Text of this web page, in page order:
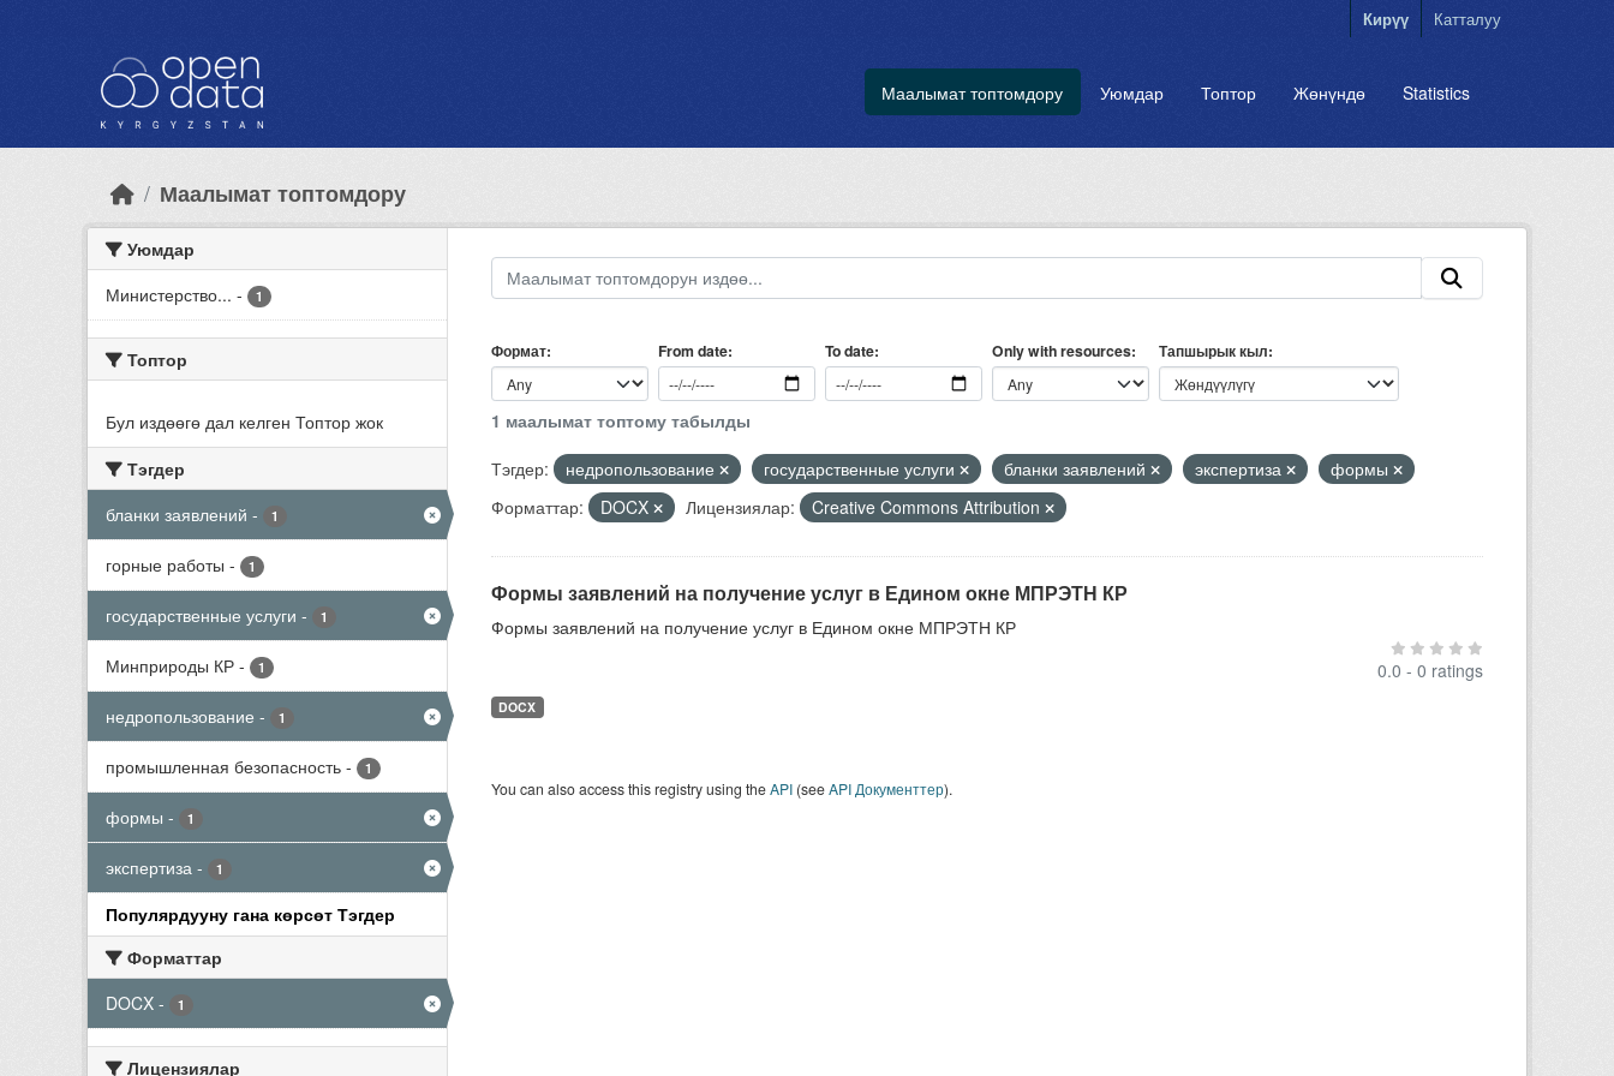
Кирүү Катталуу
Маалымат топтомдору Уюмдар Топтор Жөнүндө Statistics
Маалымат топтомдору
Уюмдар
Министерство... - 1
Топтор
Бул издөөгө дал келген Топтор жок
Тэгдер
бланки заявлений - 1
горные работы - 1
государственные услуги - 1
Минприроды КР - 1
недропользование - 1
промышленная безопасность - 1
формы - 1
экспертиза - 1
Популярдууну гана көрсөт Тэгдер
Форматтар
DOCX - 1
Лицензиялар
Формат From date To date Only with resources Тапшырык кыл
1 маалымат топтому табылды
Тэгдер:
недропользование государственные услуги бланки заявлений экспертиза
формы
Форматтар:
DOCX Лицензиялар: Creative Commons Attribution
Формы заявлений на получение услуг в Едином окне МПРЭТН КР
Формы заявлений на получение услуг в Едином окне МПРЭТН КР
0.0 - 0 ratings
DOCX
You can also access this registry using theAPI(seeAPI Документтер).